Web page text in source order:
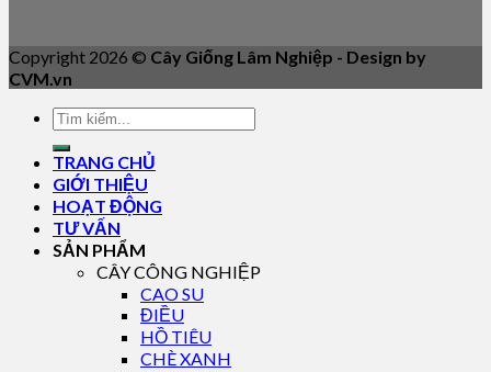
Copyright 2026 © Cây Giống Lâm Nghiệp - Design by
CVM.vn
TRANG CHỦ
GIỚI THIỆU
HOẠT ĐỘNG
TƯ VẤN
SẢN PHẨM
CÂY CÔNG NGHIỆP
CAO SU
ĐIỀU
HỒ TIÊU
CHÈ XANH